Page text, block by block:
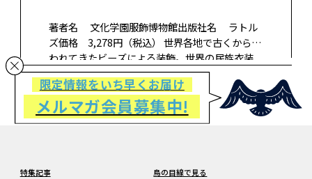
著者名 文化学園服飾博物館出版社名 ラトル
ズ価格 3,278円（税込） 世界各地で古くから行
われてきたビーズによる装飾。世界の民族衣装
で使われているものから、豪華なドレスなど、世
界約40カ国のビーズを豊富な写真で紹介。 身に
着ける意味や素材、交易…
限定情報をいち早くお届け
メルマガ会員募集中!
特集記事 鳥の目線で見る